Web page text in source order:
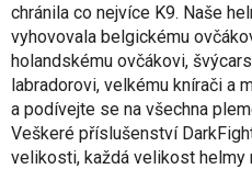
chránila co nejvíce K9. Naše
vyhovovala belgickému
holandskému ovčákovi,
labradorovi, velkému knírači a
a podívejte se na všechna
Veškeré příslušenství
velikosti, každá velikost